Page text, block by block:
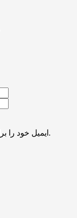
ایمیل خود را برای تنظیم مجدد رمز عبور خود را بررسی کنید.